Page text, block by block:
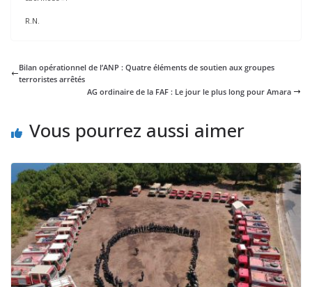
R.N.
Bilan opérationnel de l’ANP : Quatre éléments de soutien aux groupes
terroristes arrêtés
AG ordinaire de la FAF : Le jour le plus long pour Amara
Vous pourrez aussi aimer